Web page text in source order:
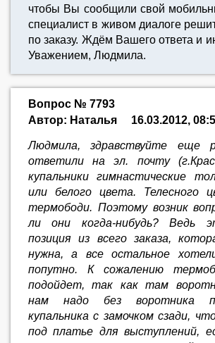
чтобы Вы сообщили свой
специалист в живом диалоге
по заказу. Ждём Вашего ответа и
Уважением, Людмила.
Вопрос № 7793
Автор: Наталья
16.03.2012,
Людмила, здравствуйте еще
ответили на эл. почту
купальники гимнастические
или белого цвета. Телесного
термободи. Поэтому возник
ли они когда-нибудь? Ведь
позиция из всего заказа,
нужна, а все остальное
попутно. К сожалению
подойдет, так как там
нам надо без воротника
купальника с замочком сзади,
под платье для выступлений,